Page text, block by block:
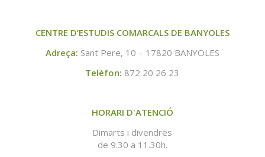
CENTRE D’ESTUDIS COMARCALS DE BANYOLES
Adreça: Sant Pere, 10 – 17820 BANYOLES
Telèfon: 872 20 26 23
HORARI D'ATENCIÓ
Dimarts i divendres
de 9.30 a 11.30h.